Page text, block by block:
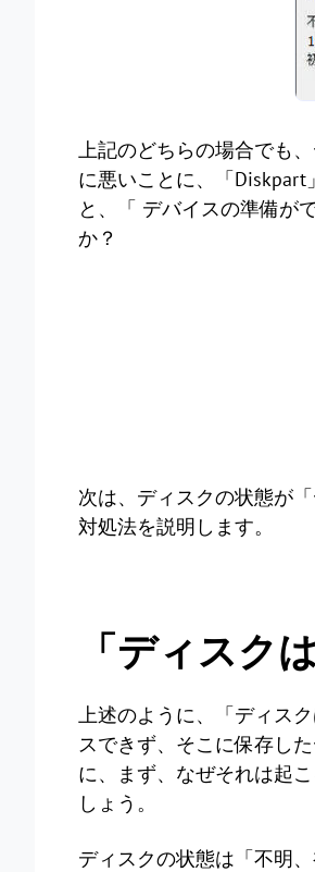
上記のどちらの場合でも
に悪いことに、「
と、「 デバイスの準備が
か？
次は、ディスクの状態が
対処法を説明します。
「ディスク
上述のように、「ディス
スできず、そこに保存し
に、まず、なぜそれは起
しょう。
ディスクの状態は「不明